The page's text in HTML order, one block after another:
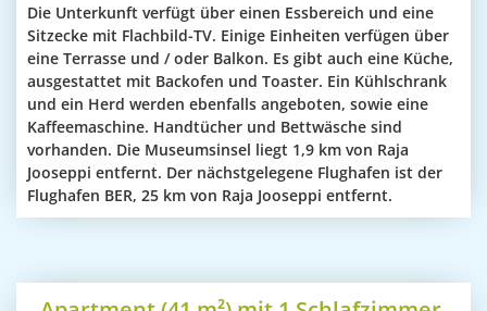
Die Unterkunft verfügt über einen Essbereich und eine
Sitzecke mit Flachbild-TV. Einige Einheiten verfügen über
eine Terrasse und / oder Balkon. Es gibt auch eine Küche,
ausgestattet mit Backofen und Toaster. Ein Kühlschrank
und ein Herd werden ebenfalls angeboten, sowie eine
Kaffeemaschine. Handtücher und Bettwäsche sind
vorhanden. Die Museumsinsel liegt 1,9 km von Raja
Jooseppi entfernt. Der nächstgelegene Flughafen ist der
Flughafen BER, 25 km von Raja Jooseppi entfernt.